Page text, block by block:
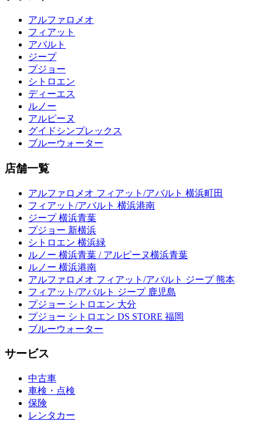
アルファロメオ
フィアット
アバルト
ジープ
プジョー
シトロエン
ディーエス
ルノー
アルピーヌ
グイドシンプレックス
ブルーウォーター
店舗一覧
アルファロメオ フィアット/アバルト 横浜町田
フィアット/アバルト 横浜港南
ジープ 横浜青葉
プジョー 新横浜
シトロエン 横浜緑
ルノー 横浜青葉 / アルピーヌ横浜青葉
ルノー 横浜港南
アルファロメオ フィアット/アバルト ジープ 熊本
フィアット/アバルト ジープ 鹿児島
プジョー シトロエン 大分
プジョー シトロエン DS STORE 福岡
ブルーウォーター
サービス
中古車
車検・点検
保険
レンタカー